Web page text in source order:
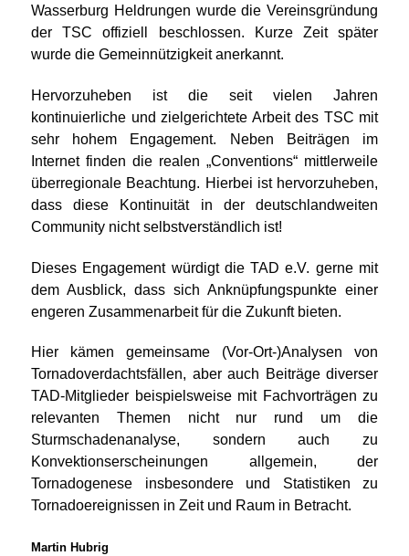
Wasserburg Heldrungen wurde die Vereinsgründung
der TSC offiziell beschlossen. Kurze Zeit später
wurde die Gemeinnützigkeit anerkannt.
Hervorzuheben ist die seit vielen Jahren
kontinuierliche und zielgerichtete Arbeit des TSC mit
sehr hohem Engagement. Neben Beiträgen im
Internet finden die realen „Conventions“ mittlerweile
überregionale Beachtung. Hierbei ist hervorzuheben,
dass diese Kontinuität in der deutschlandweiten
Community nicht selbstverständlich ist!
Dieses Engagement würdigt die TAD e.V. gerne mit
dem Ausblick, dass sich Anknüpfungspunkte einer
engeren Zusammenarbeit für die Zukunft bieten.
Hier kämen gemeinsame (Vor-Ort-)Analysen von
Tornadoverdachtsfällen, aber auch Beiträge diverser
TAD-Mitglieder beispielsweise mit Fachvorträgen zu
relevanten Themen nicht nur rund um die
Sturmschadenanalyse, sondern auch zu
Konvektionserscheinungen allgemein, der
Tornadogenese insbesondere und Statistiken zu
Tornadoereignissen in Zeit und Raum in Betracht.
Martin Hubrig